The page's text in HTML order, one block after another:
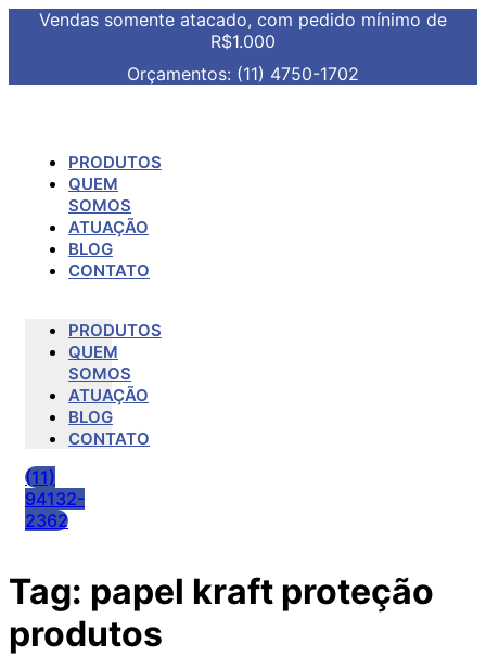
Vendas somente atacado, com pedido mínimo de
R$1.000
Orçamentos: (11) 4750-1702
PRODUTOS
QUEM
SOMOS
ATUAÇÃO
BLOG
CONTATO
PRODUTOS
QUEM
SOMOS
ATUAÇÃO
BLOG
CONTATO
(11)
94132-
2362
Tag: papel kraft proteção
produtos